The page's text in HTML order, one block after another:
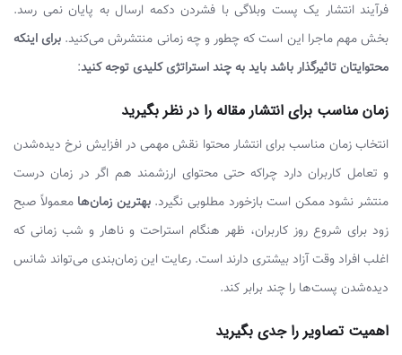
فرآیند انتشار یک پست وبلاگی با فشردن دکمه ارسال به پایان نمی رسد.
بخش مهم ماجرا این است که چطور و چه زمانی منتشرش می‌کنید. برای اینکه
محتوایتان تاثیرگذار باشد باید به چند استراتژی کلیدی توجه کنید:
زمان مناسب برای انتشار مقاله را در نظر بگیرید
انتخاب زمان مناسب برای انتشار محتوا نقش مهمی در افزایش نرخ دیده‌شدن
و تعامل کاربران دارد چراکه حتی محتوای ارزشمند هم اگر در زمان درست
منتشر نشود ممکن است بازخورد مطلوبی نگیرد.بهترین زمان‌ها معمولاً صبح
زود برای شروع روز کاربران، ظهر هنگام استراحت و ناهار و شب زمانی که
اغلب افراد وقت آزاد بیشتری دارند است. رعایت این زمان‌بندی می‌تواند شانس
دیده‌شدن پست‌ها را چند برابر کند.
اهمیت تصاویر را جدی بگیرید